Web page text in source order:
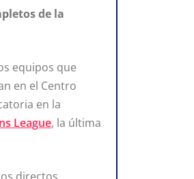
de la
equipos que
en el Centro
en la
League, la última